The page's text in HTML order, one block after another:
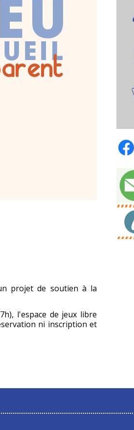
projet de soutien à la
l'espace de jeux libre
ni inscription et